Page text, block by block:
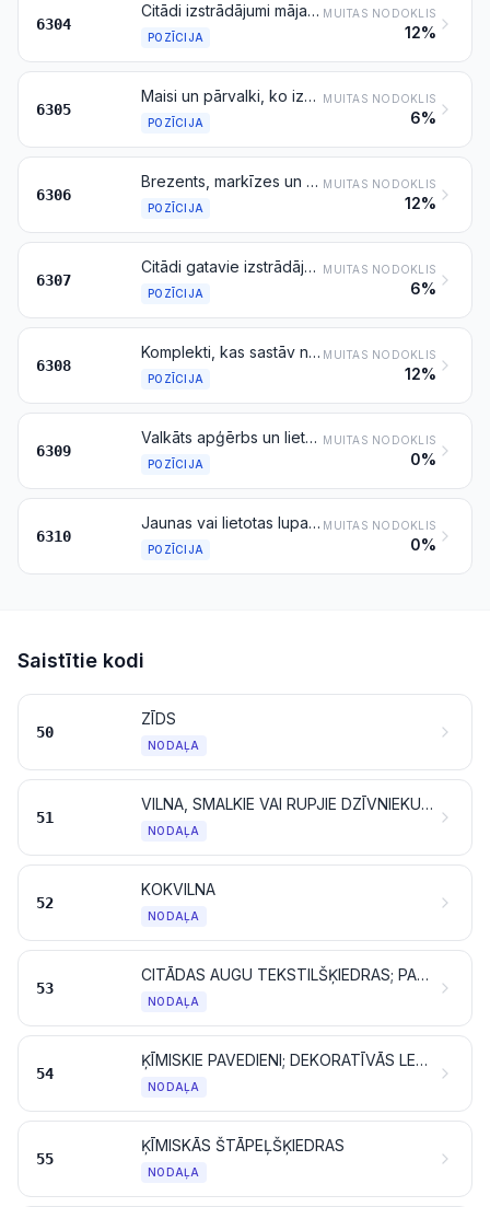
6304
Citādi izstrādājumi mājas aprīkojumam, izņemot pozīcijā 9404 minētos
POZĪCIJA
MUITAS NODOKLIS
12%
6305
Maisi un pārvalki, ko izmanto preču iepakošanai
POZĪCIJA
MUITAS NODOKLIS
6%
6306
Brezents, markīzes un sauljumi; teltis (tostarp pagaidu tenti un tamlīdzīgi izstrādājumi); buras laivām, vējdēļiem vai sauszemes burāšanas līdzekļiem; tūrisma piederumi
POZĪCIJA
MUITAS NODOKLIS
12%
6307
Citādi gatavie izstrādājumi, ieskaitot apģērba piegrieztnes
POZĪCIJA
MUITAS NODOKLIS
6%
6308
Komplekti, kas sastāv no auduma vai dzijas gabaliem, ar piederumiem vai bez tiem, pārklāju, gobelēnu, izšūtu galdautu vai salvešu vai tamlīdzīgu tekstilizstrādājumu izgatavošanai, iepakoti mazumtirdzniecībai
POZĪCIJA
MUITAS NODOKLIS
12%
6309
Valkāts apģērbs un lietoti tekstilizstrādājumi
POZĪCIJA
MUITAS NODOKLIS
0%
6310
Jaunas vai lietotas lupatas, auklu, tauvu, virvju un trošu atlikumi, lietoti izstrādājumi no auklām, tauvām, virvēm vai trosēm, no tekstilmateriāliem
POZĪCIJA
MUITAS NODOKLIS
0%
Saistītie kodi
50
ZĪDS
NODAĻA
51
VILNA, SMALKIE VAI RUPJIE DZĪVNIEKU MATI; ZIRGU ASTRU DZIJA UN AUSTS AUDUMS
NODAĻA
52
KOKVILNA
NODAĻA
53
CITĀDAS AUGU TEKSTILŠĶIEDRAS; PAPĪRA PAVEDIENI UN AUDUMI NO PAPĪRA PAVEDIENIEM
NODAĻA
54
ĶĪMISKIE PAVEDIENI; DEKORATĪVĀS LENTES UN TAMLĪDZĪGI ĶĪMISKIE TEKSTILMATERIĀLI
NODAĻA
55
ĶĪMISKĀS ŠTĀPEĻŠĶIEDRAS
NODAĻA